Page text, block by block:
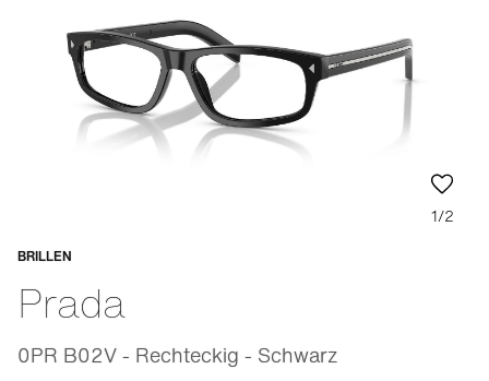
1/2
BRILLEN
Prada
0PR B02V - Rechteckig - Schwarz
Anpassbar